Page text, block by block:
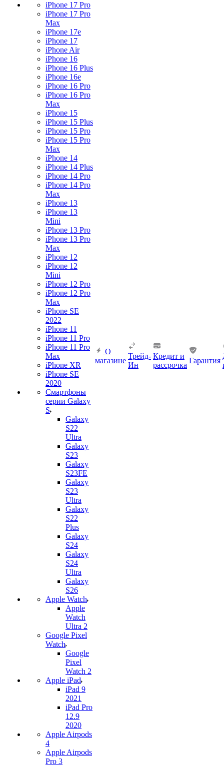
iPhone 17 Pro
iPhone 17 Pro
Max
iPhone 17e
iPhone 17
iPhone Air
iPhone 16
iPhone 16 Plus
iPhone 16e
iPhone 16 Pro
iPhone 16 Pro
Max
iPhone 15
iPhone 15 Plus
iPhone 15 Pro
iPhone 15 Pro
Max
iPhone 14
iPhone 14 Plus
iPhone 14 Pro
iPhone 14 Pro
Max
iPhone 13
iPhone 13
Mini
iPhone 13 Pro
iPhone 13 Pro
Max
iPhone 12
iPhone 12
Mini
iPhone 12 Pro
iPhone 12 Pro
Max
iPhone SE
2022
iPhone 11
iPhone 11 Pro
iPhone 11 Pro
Max
iPhone XR
iPhone SE
2020
Смартфоны
серии Galaxy
S
Galaxy
S22
Ultra
Galaxy
S23
Galaxy
S23FE
Galaxy
S23
Ultra
Galaxy
S22
Plus
Galaxy
S24
Galaxy
S24
Ultra
Galaxy
S26
Apple Watch
Apple
Watch
Ultra 2
Google Pixel
Watch
Google
Pixel
Watch 2
Apple iPad
iPad 9
2021
iPad Pro
12.9
2020
Apple Airpods
4
Apple Airpods
Pro 3
О
магазине
Трейд-
Ин
Кредит и
рассрочка
Гарантия